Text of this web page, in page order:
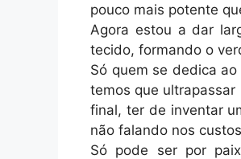
pouco mais potente
Agora estou a dar
tecido, formando o
Só quem se dedica
temos que
final, ter de inventar
não falando nos
Só pode ser por